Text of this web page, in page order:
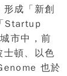
成「新創
Startup
市中，前
士頓、以色
也於